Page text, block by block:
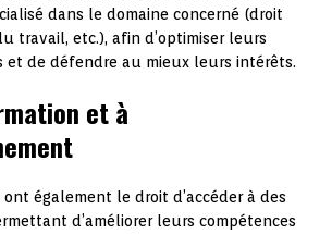
dans le domaine concerné (droit
travail, etc.), afin d’optimiser leurs
et de défendre au mieux leurs intérêts.
et à
également le droit d’accéder à des
d’améliorer leurs compétences